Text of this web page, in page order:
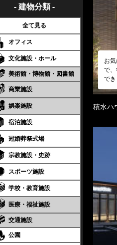
- 建物分類 -
全て見る
オフィス
文化施設・ホール
美術館・博物館・図書館
商業施設
娯楽施設
宿泊施設
冠婚葬祭式場
宗教施設・史跡
スポーツ施設
学校・教育施設
医療・福祉施設
交通施設
公園
お
で
で
積水